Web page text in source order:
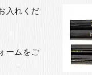
入れくだ
ームをご